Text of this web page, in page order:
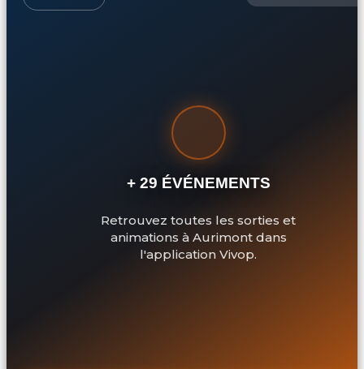
+ 29 ÉVÉNEMENTS
Retrouvez toutes les sorties et
animations à Aurimont dans
l'application Vivop.